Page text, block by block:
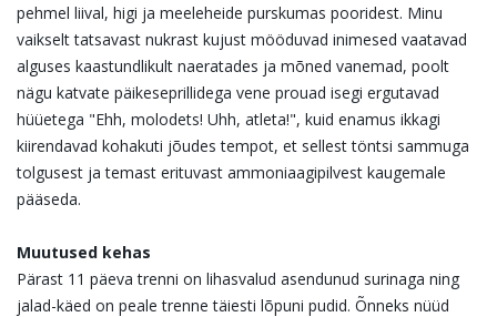
pehmel liival, higi ja meeleheide purskumas pooridest. Minu
vaikselt tatsavast nukrast kujust mööduvad inimesed vaatavad
alguses kaastundlikult naeratades ja mõned vanemad, poolt
nägu katvate päikeseprillidega vene prouad isegi ergutavad
hüüetega "Ehh, molodets! Uhh, atleta!", kuid enamus ikkagi
kiirendavad kohakuti jõudes tempot, et sellest töntsi sammuga
tolgusest ja temast erituvast ammoniaagipilvest kaugemale
pääseda.
Muutused kehas
Pärast 11 päeva trenni on lihasvalud asendunud surinaga ning
jalad-käed on peale trenne täiesti lõpuni pudid. Õnneks nüüd